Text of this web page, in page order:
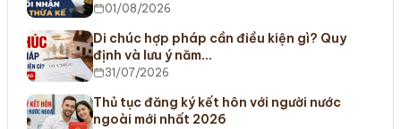
01/08/2026
Di chúc hợp pháp cần điều kiện gì? Quy
định và lưu ý năm…
31/07/2026
Thủ tục đăng ký kết hôn với người nước
ngoài mới nhất 2026